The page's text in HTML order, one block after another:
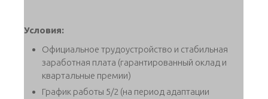
Условия:
Официальное трудоустройство и стабильная
заработная плата (гарантированный оклад и
квартальные премии)
График работы 5/2 (на период адаптации